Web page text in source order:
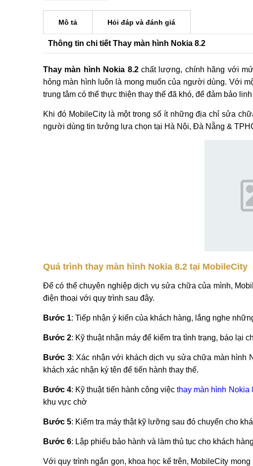
Mô tả Hỏi đáp và đánh giá
Thông tin chi tiết Thay màn hình Nokia 8.2
Thay màn hình Nokia 8.2chất lượng, chính hãng với
hỏng màn hình luôn là mong muốn của người dùng. Với
trung tâm có thể thực thiện thay thế đã khó, để đảm bảo
Khi đó MobileCity là một trong số ít những địa chỉ sửa
người dùng tin tưởng lựa chọn tại Hà Nội, Đà Nẵng &
Quá trình thay màn hình Nokia 8.2 tại MobileCity
Để có thể chuyên nghiệp dịch vụ sửa chữa của mình,
điện thoại với quy trình sau đây.
Bước 1: Tiếp nhận ý kiến của khách hàng, lắng nghe
Bước 2: Kỹ thuật nhận máy để kiểm tra tình trạng, báo lại
Bước 3: Xác nhận với khách dịch vụ sửa chữa màn hình
khách xác nhận ký tên để tiến hành thay thế.
Bước 4: Kỹ thuật tiến hành công việcthay màn hình Nokia
khu vực chờ
Bước 5: Kiểm tra máy thật kỹ lưỡng sau đó chuyển cho
Bước 6: Lập phiếu bảo hành và làm thủ tục cho khách
Với quy trình ngắn gọn, khoa học kể trên, MobileCity